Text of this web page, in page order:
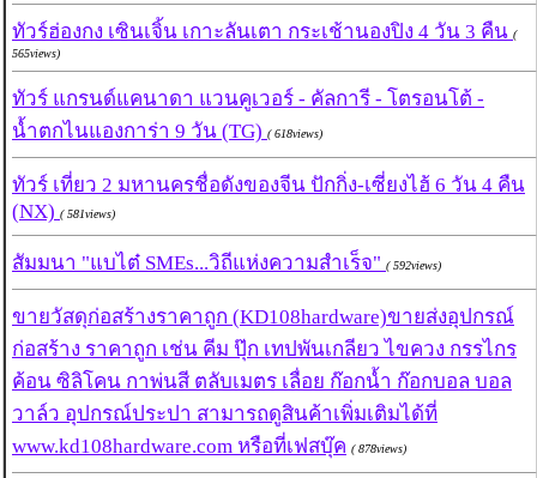
ทัวร์ฮ่องกง เซินเจิ้น เกาะลันเตา กระเช้านองปิง 4 วัน 3 คืน (
565views)
ทัวร์ แกรนด์แคนาดา แวนคูเวอร์ - คัลการี - โตรอนโต้ -
น้ำตกไนแองการ่า 9 วัน (TG) ( 618views)
ทัวร์ เที่ยว 2 มหานครชื่อดังของจีน ปักกิ่ง-เซี่ยงไฮ้ 6 วัน 4 คืน
(NX) ( 581views)
สัมมนา "แบไต๋ SMEs...วิถีแห่งความสำเร็จ" ( 592views)
ขายวัสดุก่อสร้างราคาถูก (KD108hardware)ขายส่งอุปกรณ์
ก่อสร้าง ราคาถูก เช่น คีม ปุ๊ก เทปพันเกลียว ไขควง กรรไกร
ค้อน ซิลิโคน กาพ่นสี ตลับเมตร เลื่อย ก๊อกน้ำ ก๊อกบอล บอล
วาล์ว อุปกรณ์ประปา สามารถดูสินค้าเพิ่มเติมได้ที่
www.kd108hardware.com หรือที่เฟสบุ๊ค ( 878views)